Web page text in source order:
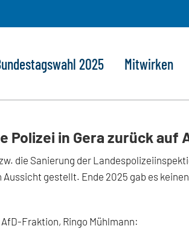
2025 Mitwirken
Polizei in Gera zurück auf
die Sanierung der
gestellt. Ende 2025 gab es
Fraktion, Ringo Mühlmann: